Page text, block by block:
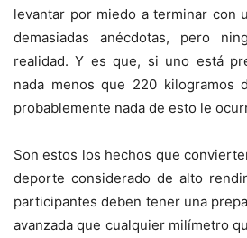
levantar por miedo a terminar con
demasiadas anécdotas, pero
realidad. Y es que, si uno está
nada menos que 220 kilogramos
probablemente nada de esto le
Son estos los hechos que
deporte considerado de alto
participantes deben tener una
avanzada que cualquier milímetro